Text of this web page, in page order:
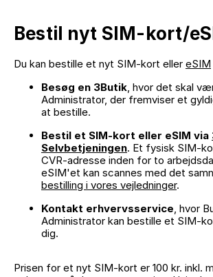
Bestil nyt SIM-kort/
Du kan bestille et nyt SIM-kort eller eSIM
Besøg en 3Butik, hvor det skal
Administrator, der fremviser et
at bestille.
Bestil et SIM-kort eller eSIM via
Selvbetjeningen. Et fysisk SIM-
CVR-adresse inden for to
eSIM'et kan scannes med det
bestilling i vores vejledninger.
Kontakt erhvervsservice, hvor
Administrator kan bestille et SIM-
dig.
Prisen for et nyt SIM-kort er 100 kr. inkl.